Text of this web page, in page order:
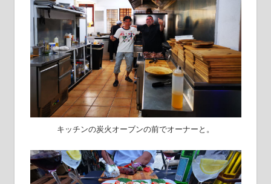
キッチンの炭火オーブンの前でオーナーと。